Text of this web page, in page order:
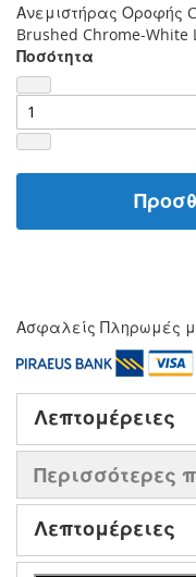
Ανεμιστήρας Οροφής
Brushed Chrome-White
Ποσότητα
Ασφαλείς Πληρωμές
Λεπτομέρειες
Περισσότερες
Λεπτομέρειες